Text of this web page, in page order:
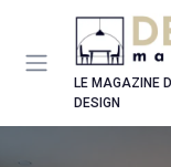
LE MAGAZINE
DESIGN
Panneau de gestion